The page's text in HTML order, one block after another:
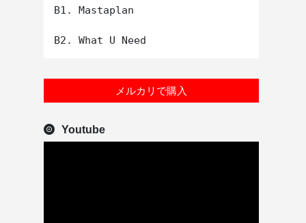
B1. Mastaplan
メルカリで購入
Youtube